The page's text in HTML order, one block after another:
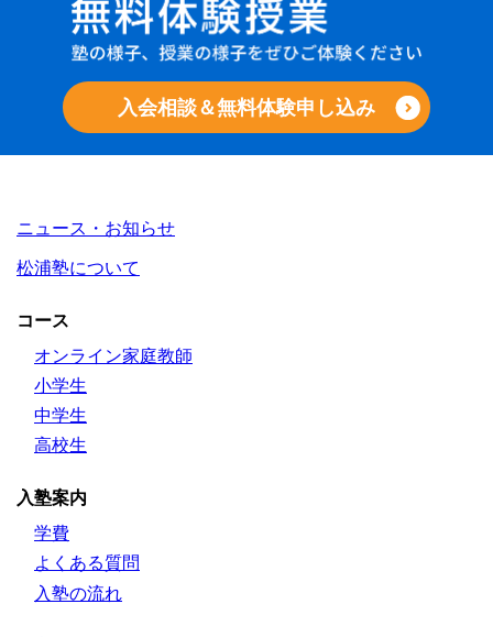
入会相談＆無料体験申し込み
ニュース・お知らせ
松浦塾について
コース
オンライン家庭教師
小学生
中学生
高校生
入塾案内
学費
よくある質問
入塾の流れ